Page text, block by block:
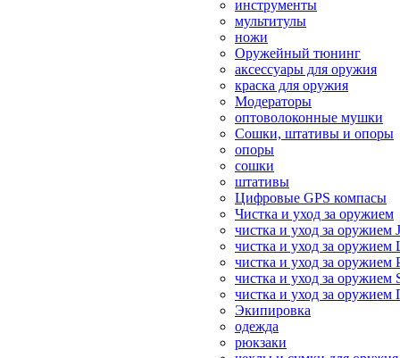
инструменты
мультитулы
ножи
Оружейный тюнинг
аксессуары для оружия
краска для оружия
Модераторы
оптоволоконные мушки
Сошки, штативы и опоры
опоры
сошки
штативы
Цифровые GPS компасы
Чистка и уход за оружием
чистка и уход за оружием
чистка и уход за оружием
чистка и уход за оружием
чистка и уход за оружием
чистка и уход за
Экипировка
одежда
рюкзаки